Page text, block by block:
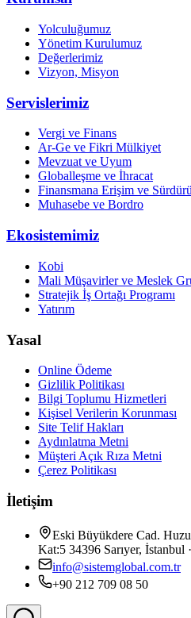
Yolculuğumuz
Yönetim Kurulumuz
Değerlerimiz
Vizyon, Misyon
Servislerimiz
Vergi ve Finans
Ar-Ge ve Fikri Mülkiyet
Mevzuat ve Uyum
Globalleşme ve İhracat
Finansmana Erişim ve
Muhasebe ve Bordro
Ekosistemimiz
Kobi
Mali Müşavirler ve Meslek
Stratejik İş Ortağı Programı
Yatırım
Yasal
Online Ödeme
Gizlilik Politikası
Bilgi Toplumu Hizmetleri
Kişisel Verilerin Korunması
Site Telif Hakları
Aydınlatma Metni
Müşteri Açık Rıza Metni
Çerez Politikası
İletişim
Eski Büyükdere Cad.
Kat:5 34396 Sarıyer, İstanbul
info@sistemglobal.com.tr
+90 212 709 08 50